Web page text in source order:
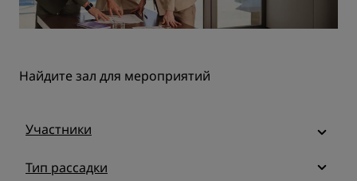
Найдите зал для мероприятий
Участники
Тип рассадки